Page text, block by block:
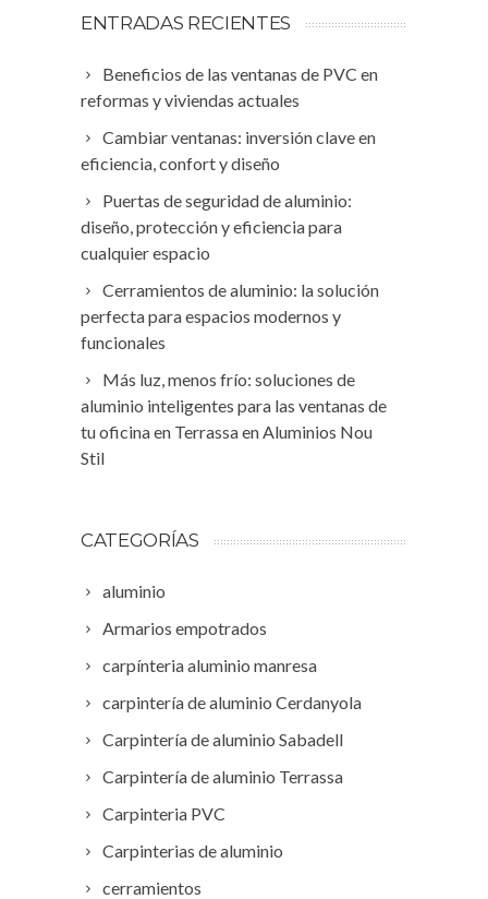
ENTRADAS RECIENTES
Beneficios de las ventanas de PVC en
reformas y viviendas actuales
Cambiar ventanas: inversión clave en
eficiencia, confort y diseño
Puertas de seguridad de aluminio:
diseño, protección y eficiencia para
cualquier espacio
Cerramientos de aluminio: la solución
perfecta para espacios modernos y
funcionales
Más luz, menos frío: soluciones de
aluminio inteligentes para las ventanas de
tu oficina en Terrassa en Aluminios Nou
Stil
CATEGORÍAS
aluminio
Armarios empotrados
carpínteria aluminio manresa
carpintería de aluminio Cerdanyola
Carpintería de aluminio Sabadell
Carpintería de aluminio Terrassa
Carpinteria PVC
Carpinterias de aluminio
cerramientos